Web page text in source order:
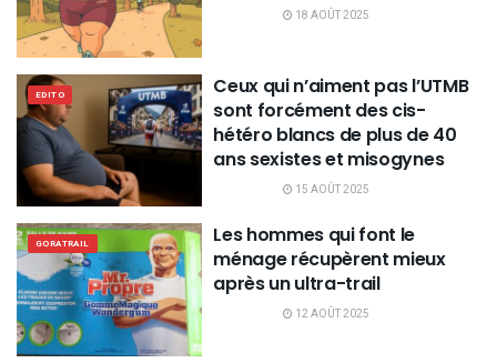
18 AOÛT 2025
EDITO
Ceux qui n’aiment pas l’UTMB
sont forcément des cis-
hétéro blancs de plus de 40
ans sexistes et misogynes
15 AOÛT 2025
GORATRAIL
Les hommes qui font le
ménage récupèrent mieux
après un ultra-trail
12 AOÛT 2025